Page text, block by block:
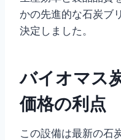
かの先進的な石炭ブ
決定しました。
バイオマス
価格の利点
この設備は最新の石